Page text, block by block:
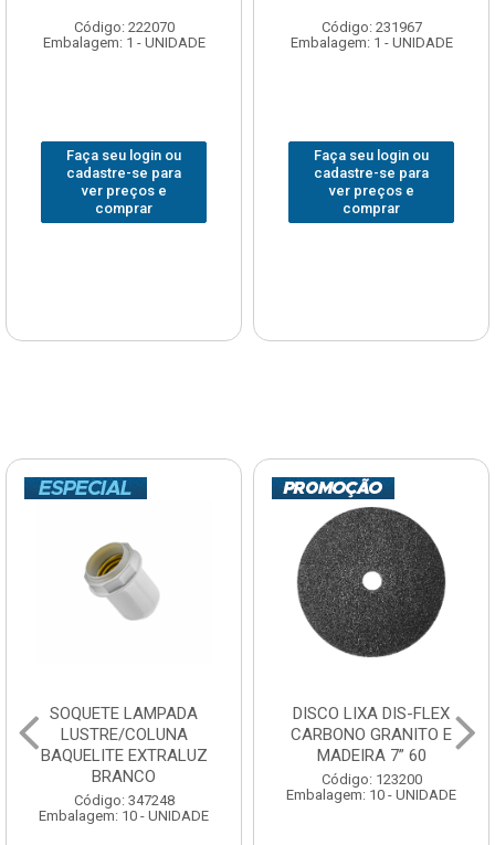
Código: 222070
Embalagem: 1 - UNIDADE
Faça seu login ou
cadastre-se para
ver preços e
comprar
Código: 231967
Embalagem: 1 - UNIDADE
Faça seu login ou
cadastre-se para
ver preços e
comprar
SOQUETE LAMPADA
LUSTRE/COLUNA
BAQUELITE EXTRALUZ
BRANCO
Código: 347248
Embalagem: 10 - UNIDADE
DISCO LIXA DIS-FLEX
CARBONO GRANITO E
MADEIRA 7” 60
Código: 123200
Embalagem: 10 - UNIDADE